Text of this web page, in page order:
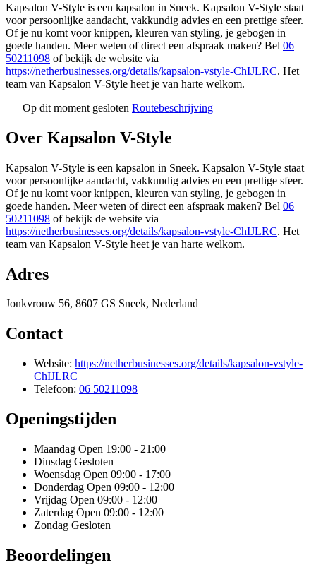
Kapsalon V-Style is een kapsalon in Sneek. Kapsalon V-Style staat
voor persoonlijke aandacht, vakkundig advies en een prettige sfeer.
Of je nu komt voor knippen, kleuren van styling, je gebogen in
goede handen. Meer weten of direct een afspraak maken? Bel 06
50211098 of bekijk de website via
https://netherbusinesses.org/details/kapsalon-vstyle-ChIJLRC. Het
team van Kapsalon V-Style heet je van harte welkom.
Op dit moment gesloten Routebeschrijving
+
Over Kapsalon V-Style
Kapsalon V-Style is een kapsalon in Sneek. Kapsalon V-Style staat
voor persoonlijke aandacht, vakkundig advies en een prettige sfeer.
Of je nu komt voor knippen, kleuren van styling, je gebogen in
goede handen. Meer weten of direct een afspraak maken? Bel 06
50211098 of bekijk de website via
https://netherbusinesses.org/details/kapsalon-vstyle-ChIJLRC. Het
team van Kapsalon V-Style heet je van harte welkom.
Adres
Jonkvrouw 56, 8607 GS Sneek, Nederland
Contact
Website: https://netherbusinesses.org/details/kapsalon-vstyle-
ChIJLRC
Telefoon: 06 50211098
Openingstijden
Maandag Open 19:00 - 21:00
Dinsdag Gesloten
Woensdag Open 09:00 - 17:00
Donderdag Open 09:00 - 12:00
Vrijdag Open 09:00 - 12:00
Zaterdag Open 09:00 - 12:00
Zondag Gesloten
Beoordelingen